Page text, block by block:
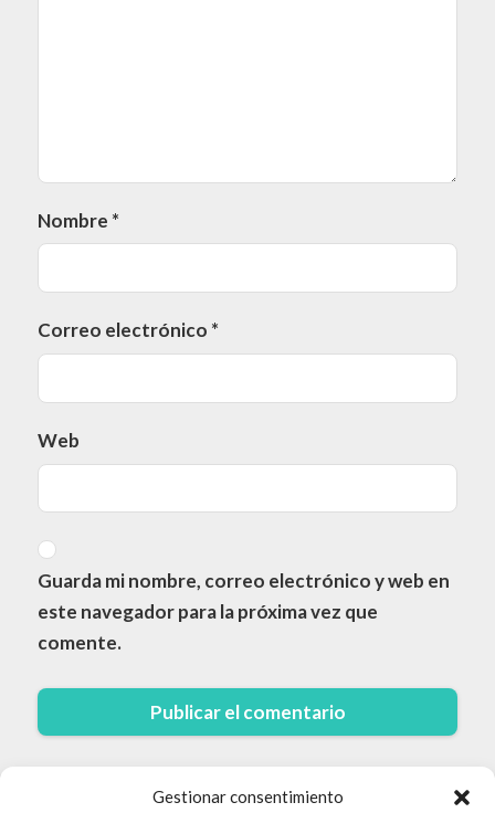
Gestionar consentimiento
Nombre *
Correo electrónico *
Web
Guarda mi nombre, correo electrónico y web en
este navegador para la próxima vez que
comente.